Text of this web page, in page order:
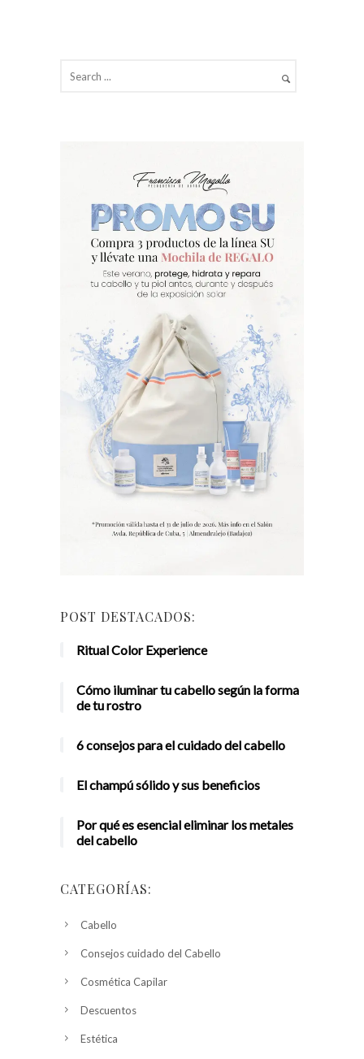
POST DESTACADOS:
Ritual Color Experience
Cómo iluminar tu cabello según la forma
de tu rostro
6 consejos para el cuidado del cabello
El champú sólido y sus beneficios
Por qué es esencial eliminar los metales
del cabello
CATEGORÍAS:
Cabello
Consejos cuidado del Cabello
Cosmética Capilar
Descuentos
Estética